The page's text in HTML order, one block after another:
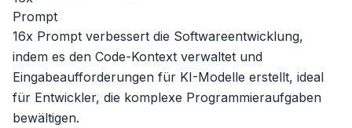
16x Prompt verbessert die Softwareentwicklung,
indem es den Code-Kontext verwaltet und
Eingabeaufforderungen für KI-Modelle erstellt, ideal
für Entwickler, die komplexe Programmieraufgaben
bewältigen.